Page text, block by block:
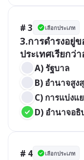
# 3 เลือกประเภท
3.การดำรงอยู่
ประเทศเรียกว่า
A) รัฐบาล
B) อำนาจสูง
C) การแบ่งแ
D) อำนาจอธิ
# 4 เลือกประเภท